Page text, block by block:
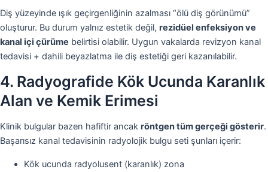
Diş yüzeyinde ışık geçirgenliğinin azalması “ölü diş görünümü”
oluşturur. Bu durum yalnız estetik değil, rezidüel enfeksiyon ve
kanal içi çürüme belirtisi olabilir. Uygun vakalarda revizyon kanal
tedavisi + dahili beyazlatma ile diş estetiği geri kazanılabilir.
4. Radyografide Kök Ucunda Karanlık
Alan ve Kemik Erimesi
Klinik bulgular bazen hafiftir ancak röntgen tüm gerçeği gösterir.
Başarısız kanal tedavisinin radyolojik bulgu seti şunları içerir:
Kök ucunda radyolusent (karanlık) zona